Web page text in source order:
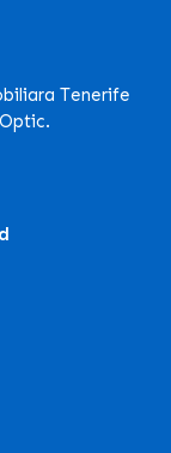
Tenerife